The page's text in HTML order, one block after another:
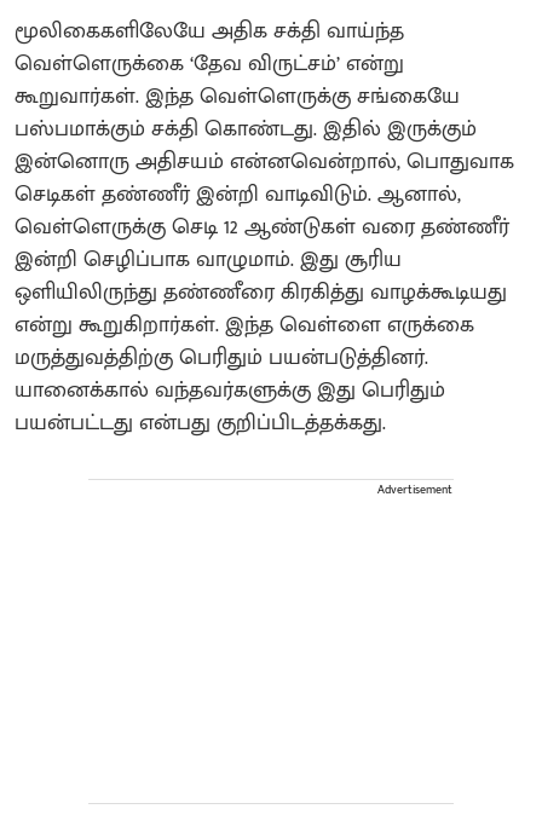
மூலிகைகளிலேயே அதிக சக்தி வாய்ந்த
வெள்ளெருக்கை ‘தேவ விருட்சம்’ என்று
கூறுவார்கள். இந்த வெள்ளெருக்கு சங்கையே
பஸ்பமாக்கும் சக்தி கொண்டது. இதில் இருக்கும்
இன்னொரு அதிசயம் என்னவென்றால், பொதுவாக
செடிகள் தண்ணீர் இன்றி வாடிவிடும். ஆனால்,
வெள்ளெருக்கு செடி 12 ஆண்டுகள் வரை தண்ணீர்
இன்றி செழிப்பாக வாழுமாம். இது சூரிய
ஒளியிலிருந்து தண்ணீரை கிரகித்து வாழக்கூடியது
என்று கூறுகிறார்கள். இந்த வெள்ளை எருக்கை
மருத்துவத்திற்கு பெரிதும் பயன்படுத்தினர்.
யானைக்கால் வந்தவர்களுக்கு இது பெரிதும்
பயன்பட்டது என்பது குறிப்பிடத்தக்கது.
Advertisement